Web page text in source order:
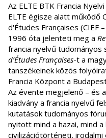
Az ELTE BTK Francia
ELTE égisze alatt működő
d'Études Françaises (CIEF
1996 óta jelenteti meg a
francia nyelvű
d’Études Françaises-t a
tanszékeinek közös
Francia Központ a
Az évente megjelenő – és a
kiadvány a francia nyelvű
kutatások tudományos
nyitott mind a hazai, mind a
civilizációtörténeti,